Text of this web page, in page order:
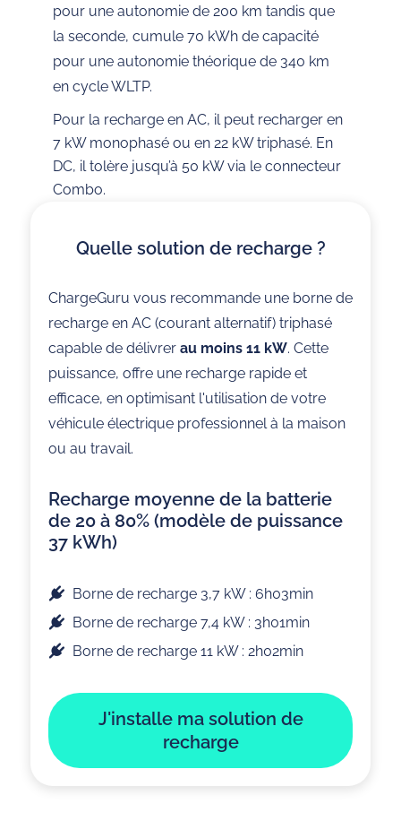
pour une autonomie de 200 km tandis que
la seconde, cumule 70 kWh de capacité
pour une autonomie théorique de 340 km
en cycle WLTP.
Pour la recharge en AC, il peut recharger en
7 kW monophasé ou en 22 kW triphasé. En
DC, il tolère jusqu’à 50 kW via le connecteur
Combo.
Quelle solution de recharge ?
ChargeGuru vous recommande une borne de
recharge en AC (courant alternatif) triphasé
capable de délivrer au moins 11 kW. Cette
puissance, offre une recharge rapide et
efficace, en optimisant l'utilisation de votre
véhicule électrique professionnel à la maison
ou au travail.
Recharge moyenne de la batterie
de 20 à 80% (modèle de puissance
37 kWh)
Borne de recharge 3,7 kW : 6h03min
Borne de recharge 7,4 kW : 3h01min
Borne de recharge 11 kW : 2h02min
J'installe ma solution de
recharge